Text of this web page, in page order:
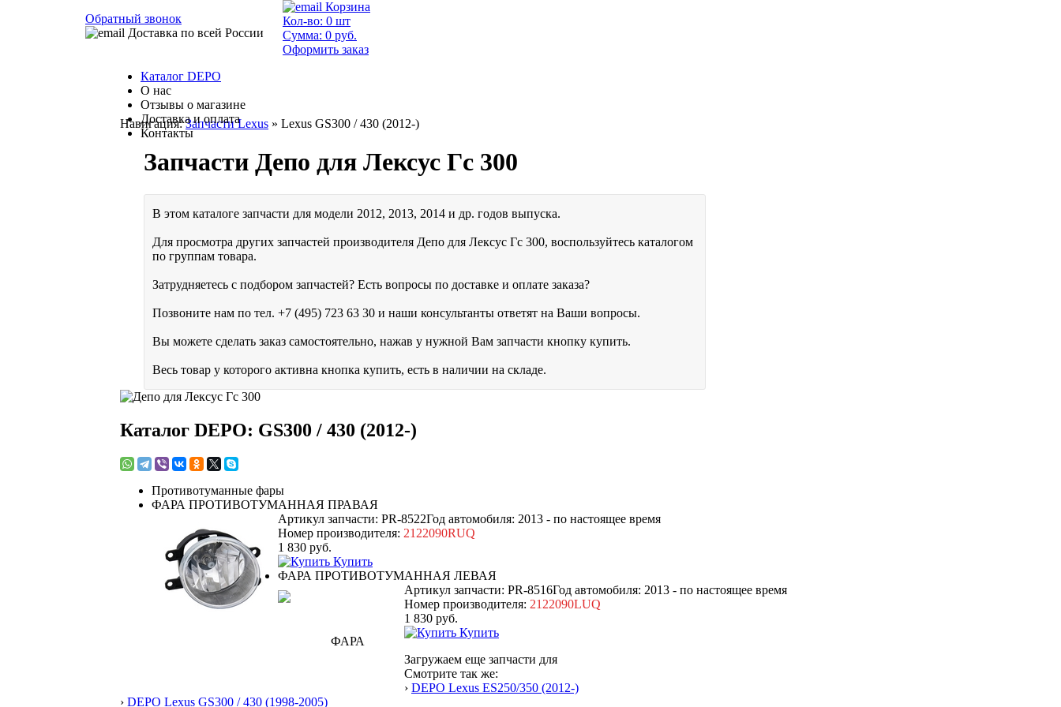
Навигация:Запчасти Lexus » Lexus GS300 / 430 (2012-)
Запчасти Депо для Лексус Гс 300
В этом каталоге запчасти для модели 2012, 2013, 2014 и др. годов выпуска.
Для просмотра других запчастей производителя Депо для Лексус Гс 300, воспользуйтесь каталогом
по группам товара.
Затрудняетесь с подбором запчастей? Есть вопросы по доставке и оплате заказа?
Позвоните нам по тел. +7 (495) 723 63 30 и наши консультанты ответят на Ваши вопросы.
Вы можете сделать заказ самостоятельно, нажав у нужной Вам запчасти кнопку купить.
Весь товар у которого активна кнопка купить, есть в наличии на складе.
Каталог DEPO: GS300 / 430 (2012-)
Противотуманные фары
ФАРА ПРОТИВОТУМАННАЯ ПРАВАЯ
Артикул запчасти: PR-8522Год автомобиля: 2013 - по настоящее время
Номер производителя: 2122090RUQ
1 830 руб.
Купить
ФАРА ПРОТИВОТУМАННАЯ ЛЕВАЯ
Артикул запчасти: PR-8516Год автомобиля: 2013 - по настоящее время
Номер производителя: 2122090LUQ
1 830 руб.
Купить
Загружаем еще запчасти для
Смотрите так же:
› DEPO Lexus ES250/350 (2012-)
› DEPO Lexus GS300 / 430 (1998-2005)
Обратный звонок
Доставка по всей России
Корзина
Кол-во: 0 шт
Сумма: 0 руб.
Оформить заказ
Каталог DEPO
О нас
Отзывы о магазине
Доставка и оплата
Контакты